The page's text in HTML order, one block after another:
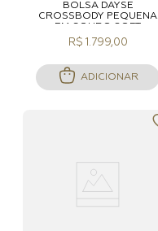
BOLSA DAYSE
CROSSBODY PEQUENA
EM COURO SOFT
EXPRESSO ONIX
R$ 1.799,00
ADICIONAR